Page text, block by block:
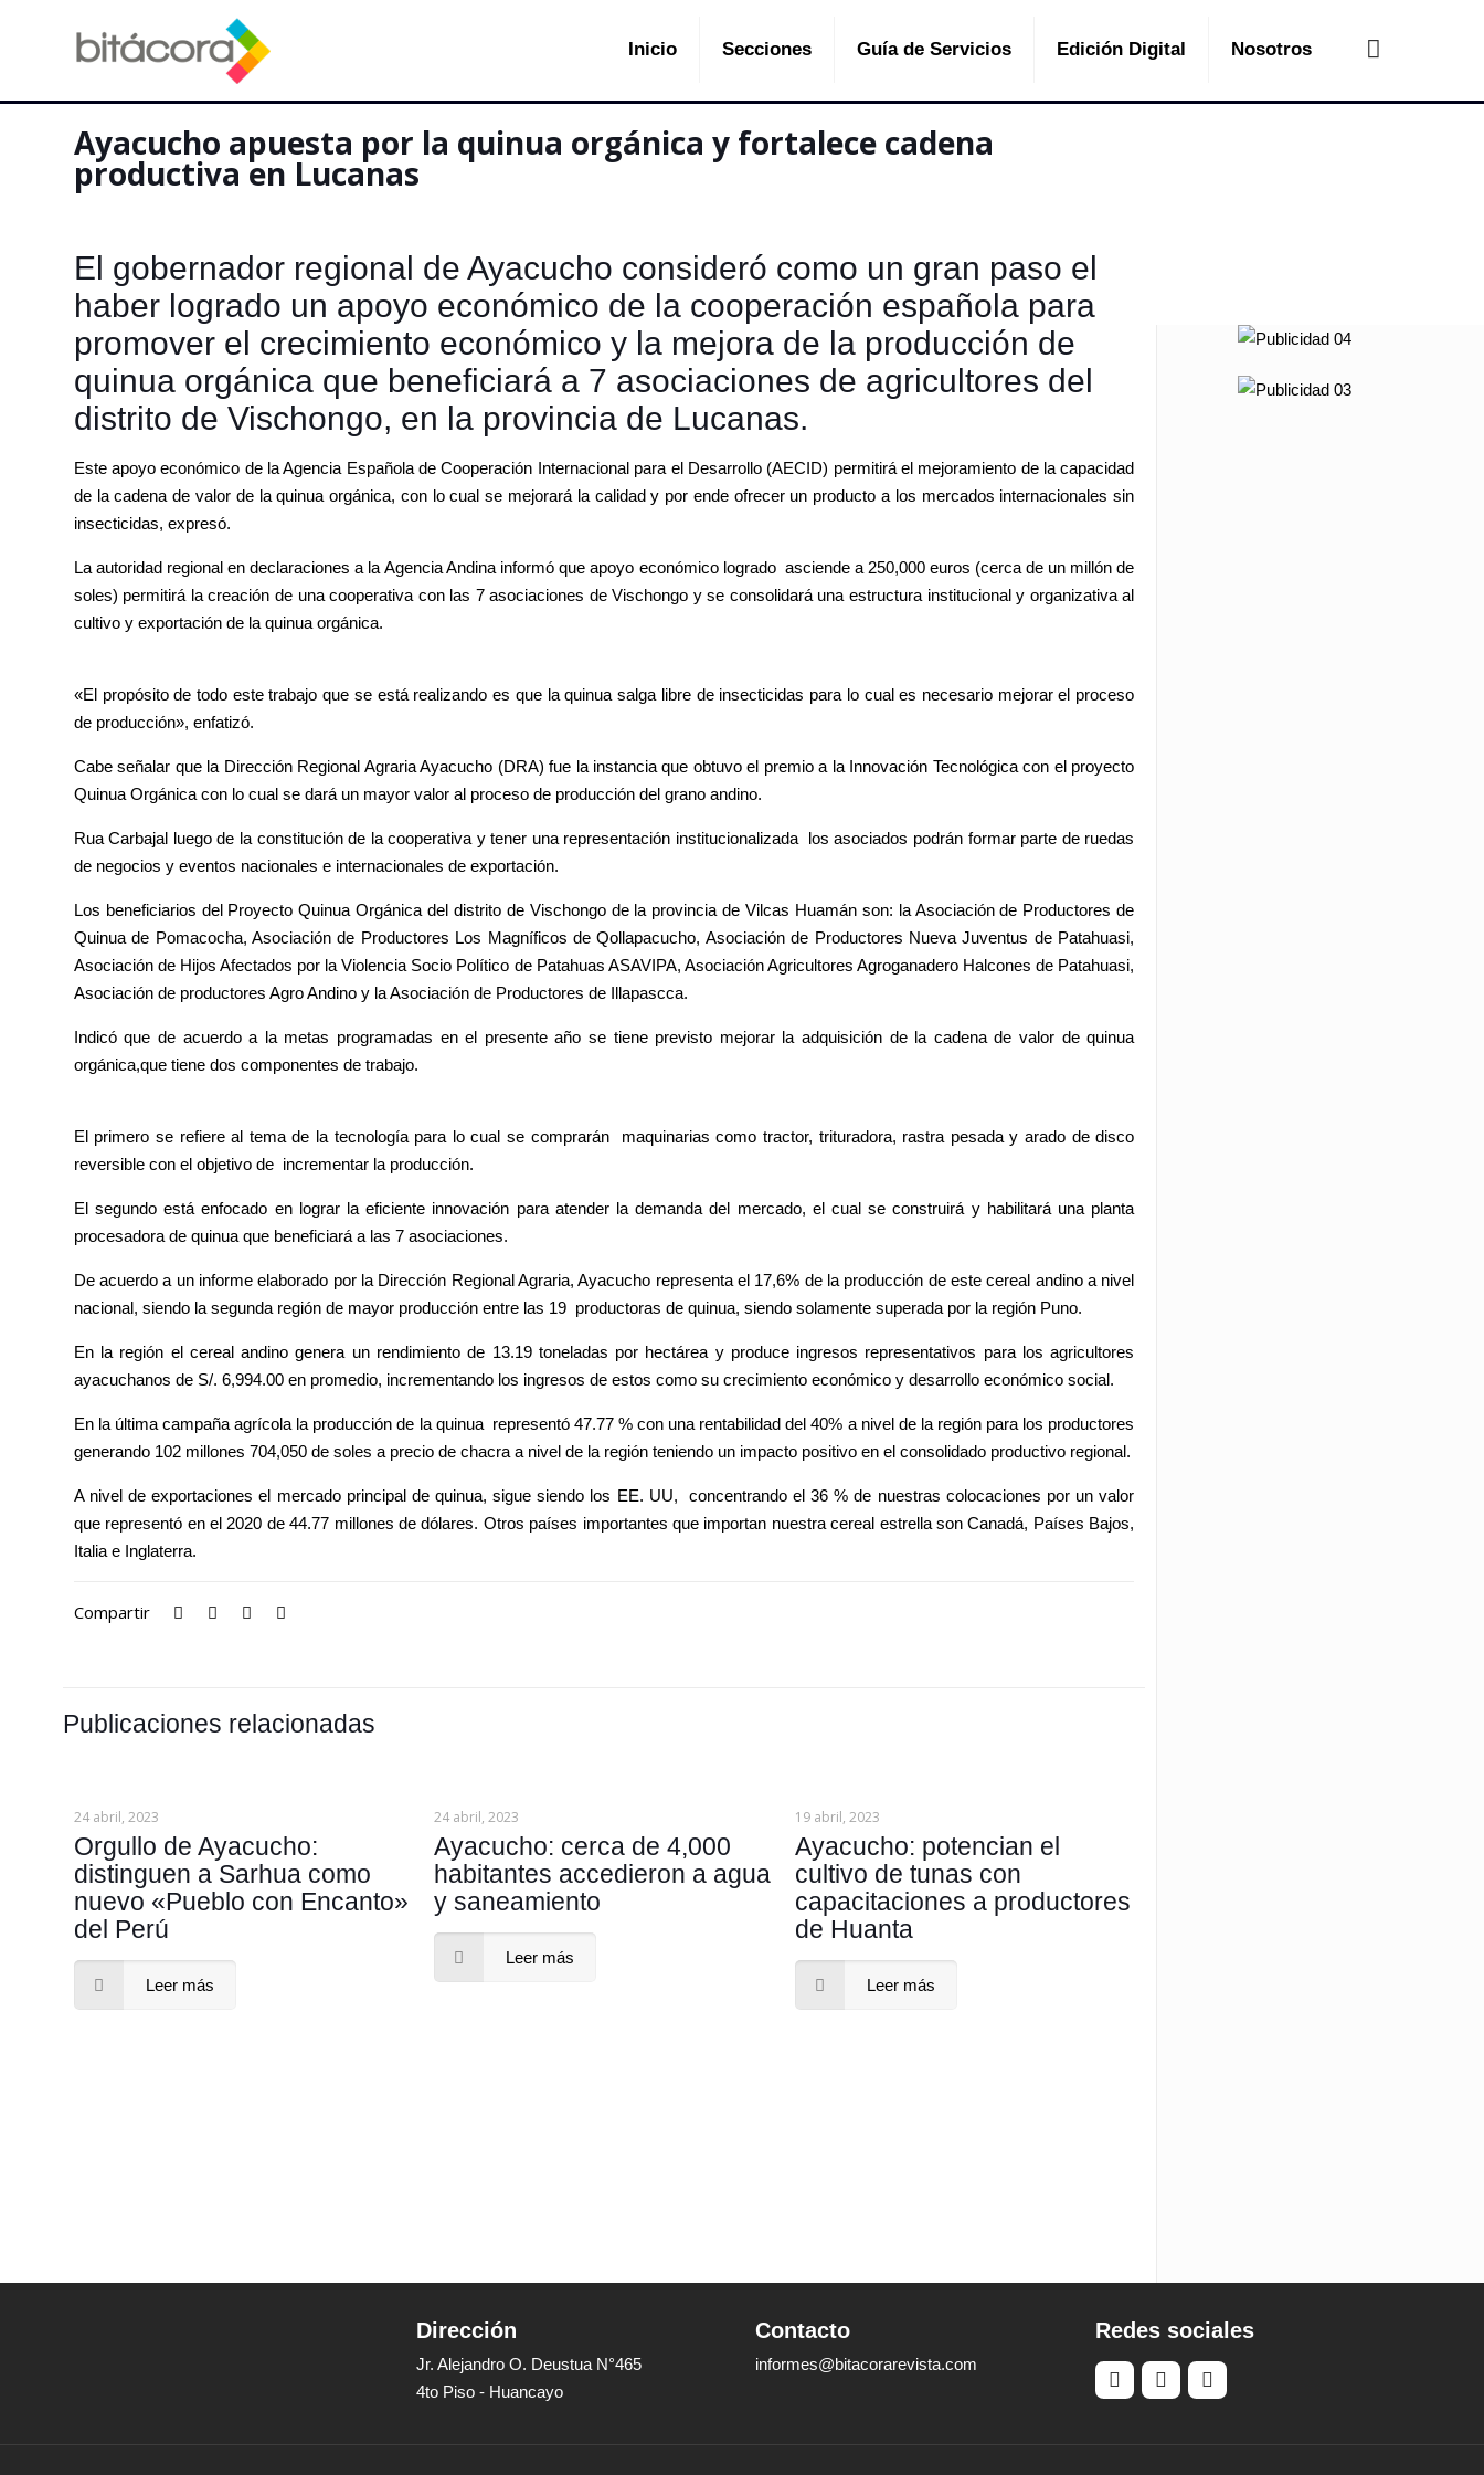
Inicio Secciones Guía de Servicios Edición Digital Nosotros
Ayacucho apuesta por la quinua orgánica y fortalece cadena
productiva en Lucanas
El gobernador regional de Ayacucho consideró como un gran paso el
haber logrado un apoyo económico de la cooperación española para
promover el crecimiento económico y la mejora de la producción de
quinua orgánica que beneficiará a 7 asociaciones de agricultores del
distrito de Vischongo, en la provincia de Lucanas.
Este apoyo económico de la Agencia Española de Cooperación Internacional para el Desarrollo (AECID) permitirá el mejoramiento de la capacidad
de la cadena de valor de la quinua orgánica, con lo cual se mejorará la calidad y por ende ofrecer un producto a los mercados internacionales sin
insecticidas, expresó.
La autoridad regional en declaraciones a la Agencia Andina informó que apoyo económico logrado asciende a 250,000 euros (cerca de un millón de
soles) permitirá la creación de una cooperativa con las 7 asociaciones de Vischongo y se consolidará una estructura institucional y organizativa al
cultivo y exportación de la quinua orgánica.
«El propósito de todo este trabajo que se está realizando es que la quinua salga libre de insecticidas para lo cual es necesario mejorar el proceso
de producción», enfatizó.
Cabe señalar que la Dirección Regional Agraria Ayacucho (DRA) fue la instancia que obtuvo el premio a la Innovación Tecnológica con el proyecto
Quinua Orgánica con lo cual se dará un mayor valor al proceso de producción del grano andino.
Rua Carbajal luego de la constitución de la cooperativa y tener una representación institucionalizada los asociados podrán formar parte de ruedas
de negocios y eventos nacionales e internacionales de exportación.
Los beneficiarios del Proyecto Quinua Orgánica del distrito de Vischongo de la provincia de Vilcas Huamán son: la Asociación de Productores de
Quinua de Pomacocha, Asociación de Productores Los Magníficos de Qollapacucho, Asociación de Productores Nueva Juventus de Patahuasi,
Asociación de Hijos Afectados por la Violencia Socio Político de Patahuas ASAVIPA, Asociación Agricultores Agroganadero Halcones de Patahuasi,
Asociación de productores Agro Andino y la Asociación de Productores de Illapascca.
Indicó que de acuerdo a la metas programadas en el presente año se tiene previsto mejorar la adquisición de la cadena de valor de quinua
orgánica,que tiene dos componentes de trabajo.
El primero se refiere al tema de la tecnología para lo cual se comprarán maquinarias como tractor, trituradora, rastra pesada y arado de disco
reversible con el objetivo de incrementar la producción.
El segundo está enfocado en lograr la eficiente innovación para atender la demanda del mercado, el cual se construirá y habilitará una planta
procesadora de quinua que beneficiará a las 7 asociaciones.
De acuerdo a un informe elaborado por la Dirección Regional Agraria, Ayacucho representa el 17,6% de la producción de este cereal andino a nivel
nacional, siendo la segunda región de mayor producción entre las 19 productoras de quinua, siendo solamente superada por la región Puno.
En la región el cereal andino genera un rendimiento de 13.19 toneladas por hectárea y produce ingresos representativos para los agricultores
ayacuchanos de S/. 6,994.00 en promedio, incrementando los ingresos de estos como su crecimiento económico y desarrollo económico social.
En la última campaña agrícola la producción de la quinua representó 47.77 % con una rentabilidad del 40% a nivel de la región para los productores
generando 102 millones 704,050 de soles a precio de chacra a nivel de la región teniendo un impacto positivo en el consolidado productivo regional.
A nivel de exportaciones el mercado principal de quinua, sigue siendo los EE. UU, concentrando el 36 % de nuestras colocaciones por un valor
que representó en el 2020 de 44.77 millones de dólares. Otros países importantes que importan nuestra cereal estrella son Canadá, Países Bajos,
Italia e Inglaterra.
Compartir
Publicaciones relacionadas
24 abril, 2023
Orgullo de Ayacucho:
distinguen a Sarhua como
nuevo «Pueblo con Encanto»
del Perú
Leer más
24 abril, 2023
Ayacucho: cerca de 4,000
habitantes accedieron a agua
y saneamiento
Leer más
19 abril, 2023
Ayacucho: potencian el
cultivo de tunas con
capacitaciones a productores
de Huanta
Leer más
Dirección
Jr. Alejandro O. Deustua N°465
4to Piso - Huancayo
Contacto
informes@bitacorarevista.com
Redes sociales